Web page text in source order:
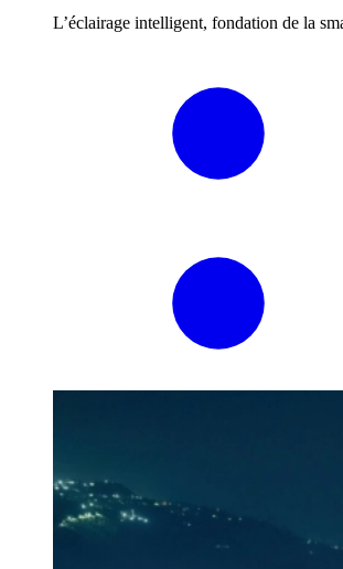
L’éclairage intelligent, fondation de la